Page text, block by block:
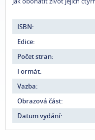
ISBN:
Edice:
Počet stran:
Formát:
Vazba:
Obrazová část:
Datum vydání: